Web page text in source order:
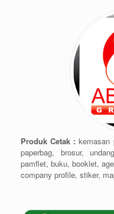
Produk Cetak : kemasan
paperbag, brosur,
pamflet, buku, booklet,
company profile, stiker,